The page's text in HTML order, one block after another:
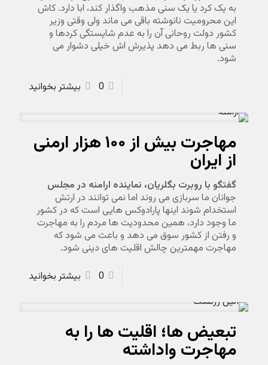
به یک کرد یا یک سنی مذهب واگذار کند، ابا دارد. کاش
این محرومیت نانوشته باقی می ماند ولی وقتی وزیر
کشور دولت روحانی آن را به عدم شایستگی کردها و
سنی ها ربط می دهد پذیرش اش خیلی دشوار می
شود.
0
بیشتر بخوانید
مهاجرت بیش از ۱۰۰ هزار ارمنی
از ایران
گفتگو با روبرت بگلریان، نماینده ارامنه در مجلس
جوانان ما سربازی می روند اما نمی توانند در ارتش
استخدام شوند اینها پارادوکس هایی است که در کشور
ما وجود دارد، همین محدودیت ها مردم را به مهاجرت
و رفتن از کشور سوق می دهد و باعث می شود که
مهاجرت مهمترین چالش اقلیت های دینی شود.
0
بیشتر بخوانید
تبعیض ها؛ اقلیت ها را به
مهاجرت واداشته